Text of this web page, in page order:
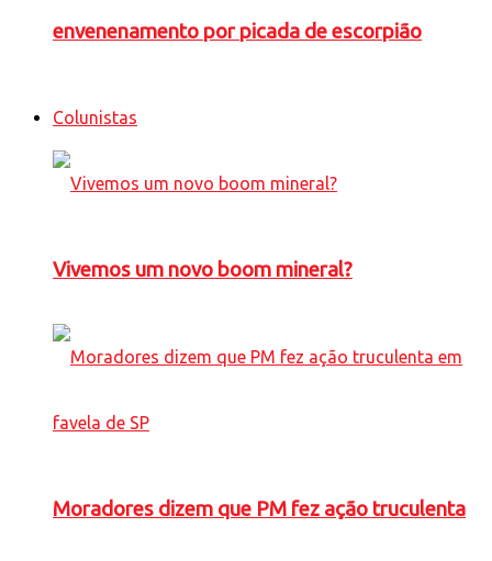
envenenamento por picada de escorpião
Colunistas
Vivemos um novo boom mineral?
Moradores dizem que PM fez ação truculenta